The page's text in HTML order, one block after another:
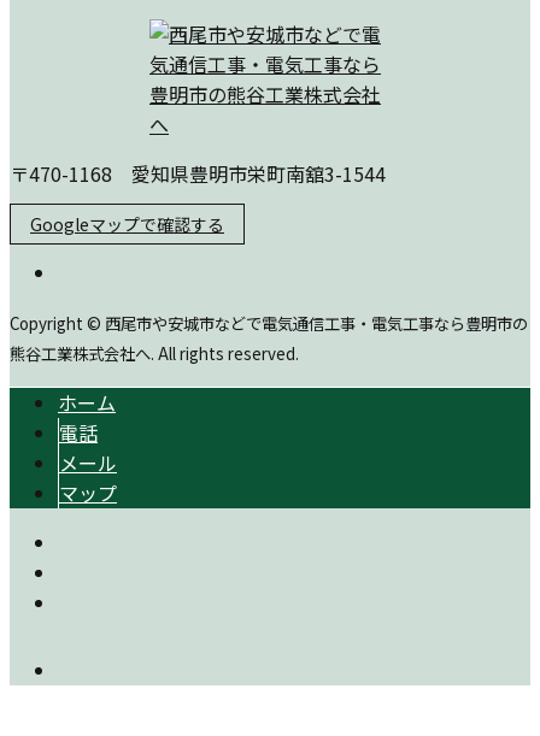
〒470-1168 愛知県豊明市栄町南舘3-1544
Googleマップで確認する
Copyright © 西尾市や安城市などで電気通信工事・電気工事なら豊明市の
熊谷工業株式会社へ. All rights reserved.
ホーム
電話
メール
マップ